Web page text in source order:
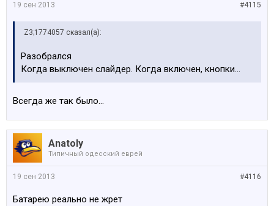
#4115
19 сен 2013
Z3;1774057 сказал(а):
Разобрался
Когда выключен слайдер. Когда включен, кнопки...
Всегда же так было...
Anatoly
Типичный одесский еврей
#4116
19 сен 2013
Батарею реально не жрет